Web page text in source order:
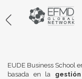
EUDE Business School
basada en la